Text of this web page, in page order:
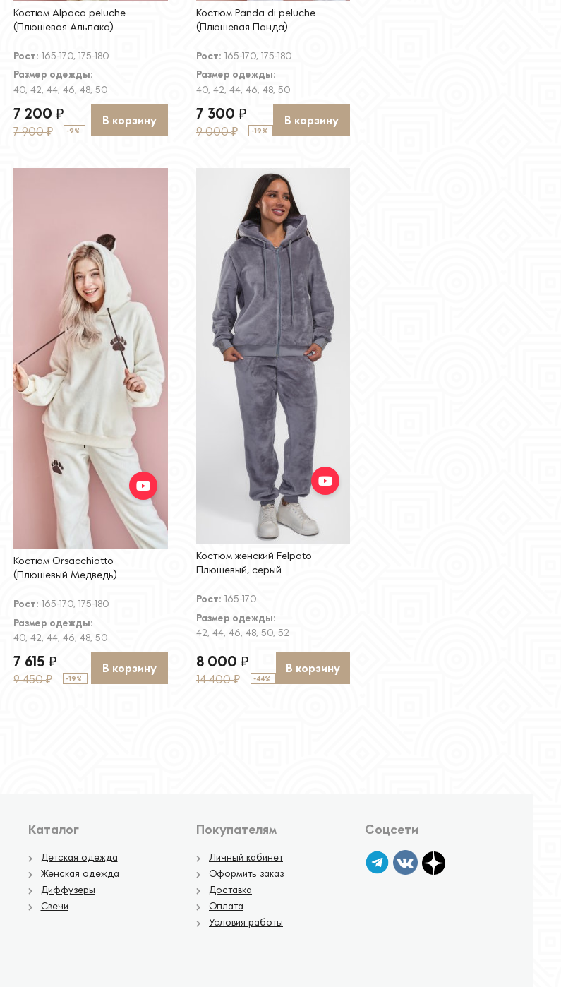
Костюм Alpaca peluche
(Плюшевая Альпака)
Рост: 165-170, 175-180
Размер одежды:
40, 42, 44, 46, 48, 50
7 200₽
7 900₽ -9%
В корзину
Костюм Panda di peluche
(Плюшевая Панда)
Рост: 165-170, 175-180
Размер одежды:
40, 42, 44, 46, 48, 50
7 300 ₽
9 000₽ -19%
В корзину
Костюм Orsacchiotto
(Плюшевый Медведь)
Рост: 165-170, 175-180
Размер одежды:
40, 42, 44, 46, 48, 50
7 615₽
9 450₽ -19%
В корзину
Костюм женский Felpato
Плюшевый, серый
Рост: 165-170
Размер одежды:
42, 44, 46, 48, 50, 52
8 000 ₽
14 400₽ -44%
В корзину
Каталог
Детская одежда
Женская одежда
Диффузеры
Свечи
Покупателям
Личный кабинет
Оформить заказ
Доставка
Оплата
Условия работы
Соцсети